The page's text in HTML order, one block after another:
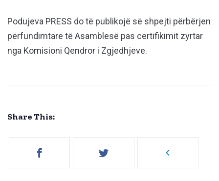
Podujeva PRESS do të publikojë së shpejti përbërjen
përfundimtare të Asamblesë pas certifikimit zyrtar
nga Komisioni Qendror i Zgjedhjeve.
Share This: